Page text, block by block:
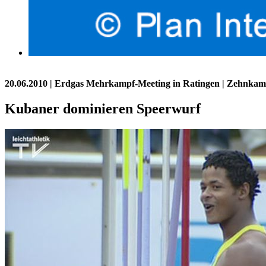
20.06.2010 | Erdgas Mehrkampf-Meeting in Ratingen |
Kubaner dominieren Speerwurf